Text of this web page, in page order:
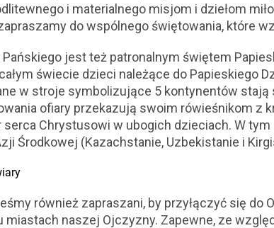
i materialnego misjom i dziełom
do wspólnego świętowania, które
jest też patronalnym świętem
świecie dzieci należące do Papieskiego
w stroje symbolizujące 5 kontynentów stają
ofiary przekazują swoim rówieśnikom z
serca Chrystusowi w ubogich dzieciach. W
Środkowej (Kazachstanie, Uzbekistanie i
również zapraszani, by przyłączyć się do
miastach naszej Ojczyzny. Zapewne, ze